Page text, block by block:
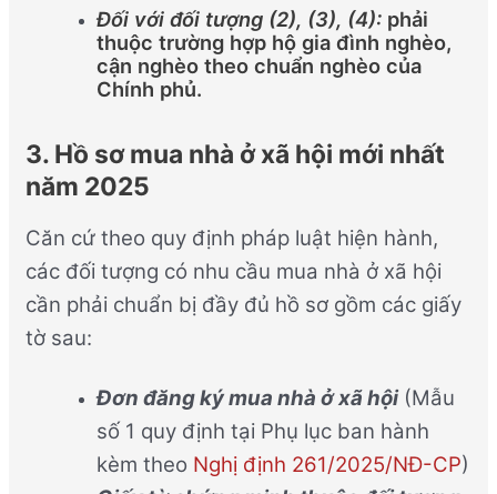
Đối với đối tượng (2), (3), (4):phải
thuộc trường hợp hộ gia đình nghèo,
cận nghèo theo chuẩn nghèo của
Chính phủ.
3. Hồ sơ mua nhà ở xã hội mới nhất
năm 2025
Căn cứ theo quy định pháp luật hiện hành,
các đối tượng có nhu cầu mua nhà ở xã hội
cần phải chuẩn bị đầy đủ hồ sơ gồm các giấy
tờ sau:
Đơn đăng ký mua nhà ở xã hội(Mẫu
số 1 quy định tại Phụ lục ban hành
kèm theo Nghị định 261/2025/NĐ-CP)